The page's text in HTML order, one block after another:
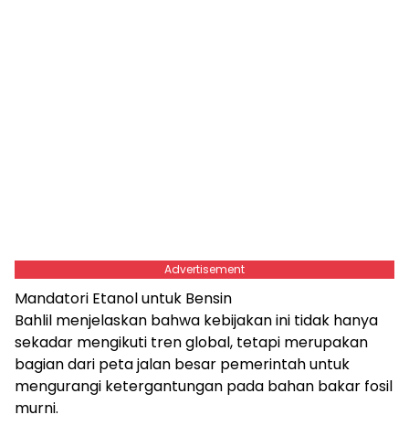
Advertisement
Mandatori Etanol untuk Bensin
Bahlil menjelaskan bahwa kebijakan ini tidak hanya
sekadar mengikuti tren global, tetapi merupakan
bagian dari peta jalan besar pemerintah untuk
mengurangi ketergantungan pada bahan bakar fosil
murni.